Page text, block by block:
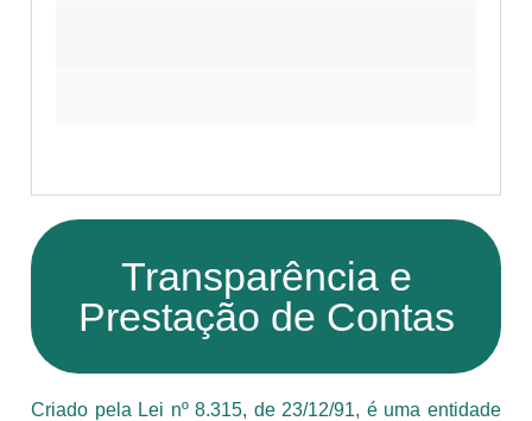
Transparência e
Prestação de Contas
Criado pela Lei nº 8.315, de 23/12/91, é uma entidade